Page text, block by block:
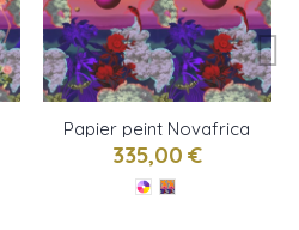
Papier peint Novafrica
Sunset Scène 2 de
Christian Lacroix
335,00 €